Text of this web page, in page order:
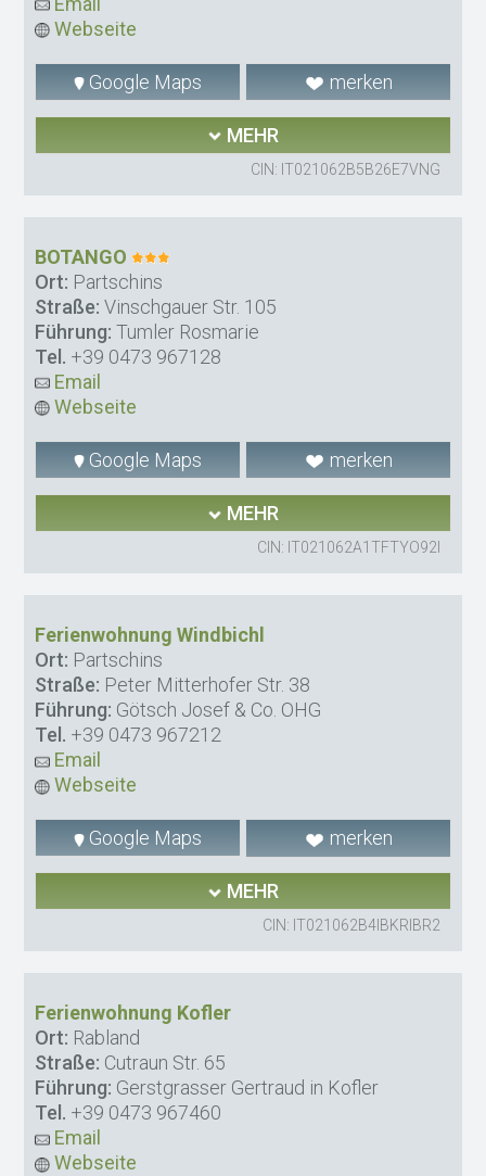
Webseite
Google Maps merken
MEHR
CIN: IT021062B5B26E7VNG
BOTANGO
Ort: Partschins
Straße: Vinschgauer Str. 105
Führung: Tumler Rosmarie
Tel. +39 0473 967128
Email
Webseite
Google Maps merken
MEHR
CIN: IT021062A1TFTYO92I
Ferienwohnung Windbichl
Ort: Partschins
Straße: Peter Mitterhofer Str. 38
Führung: Götsch Josef & Co. OHG
Tel. +39 0473 967212
Email
Webseite
Google Maps merken
MEHR
CIN: IT021062B4IBKRIBR2
Ferienwohnung Kofler
Ort: Rabland
Straße: Cutraun Str. 65
Führung: Gerstgrasser Gertraud in Kofler
Tel. +39 0473 967460
Email
Webseite